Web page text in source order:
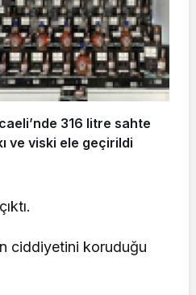
316 litre sahte
ve viski ele geçirildi
ciddiyetini koruduğu